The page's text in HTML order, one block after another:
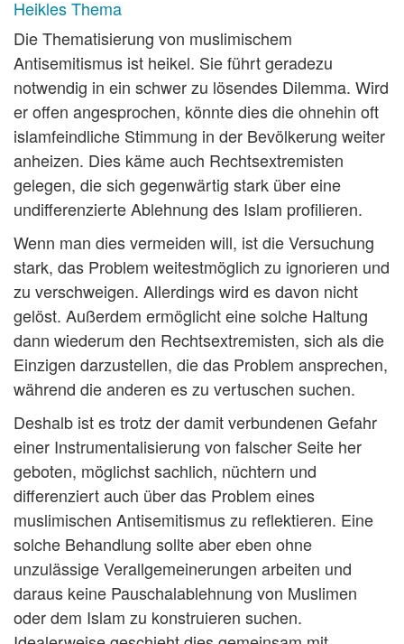
Heikles Thema
Die Thematisierung von muslimischem
Antisemitismus ist heikel. Sie führt geradezu
notwendig in ein schwer zu lösendes Dilemma. Wird
er offen angesprochen, könnte dies die ohnehin oft
islamfeindliche Stimmung in der Bevölkerung weiter
anheizen. Dies käme auch Rechtsextremisten
gelegen, die sich gegenwärtig stark über eine
undifferenzierte Ablehnung des Islam profilieren.
Wenn man dies vermeiden will, ist die Versuchung
stark, das Problem weitestmöglich zu ignorieren und
zu verschweigen. Allerdings wird es davon nicht
gelöst. Außerdem ermöglicht eine solche Haltung
dann wiederum den Rechtsextremisten, sich als die
Einzigen darzustellen, die das Problem ansprechen,
während die anderen es zu vertuschen suchen.
Deshalb ist es trotz der damit verbundenen Gefahr
einer Instrumentalisierung von falscher Seite her
geboten, möglichst sachlich, nüchtern und
differenziert auch über das Problem eines
muslimischen Antisemitismus zu reflektieren. Eine
solche Behandlung sollte aber eben ohne
unzulässige Verallgemeinerungen arbeiten und
daraus keine Pauschalablehnung von Muslimen
oder dem Islam zu konstruieren suchen.